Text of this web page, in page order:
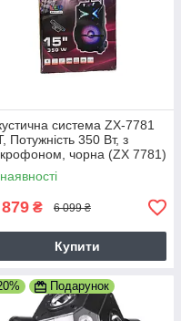
система ZX-7781
Потужність 350 Вт, з
чорна (ZX 7781)
₴ 6 099 ₴
Купити
Подарунок